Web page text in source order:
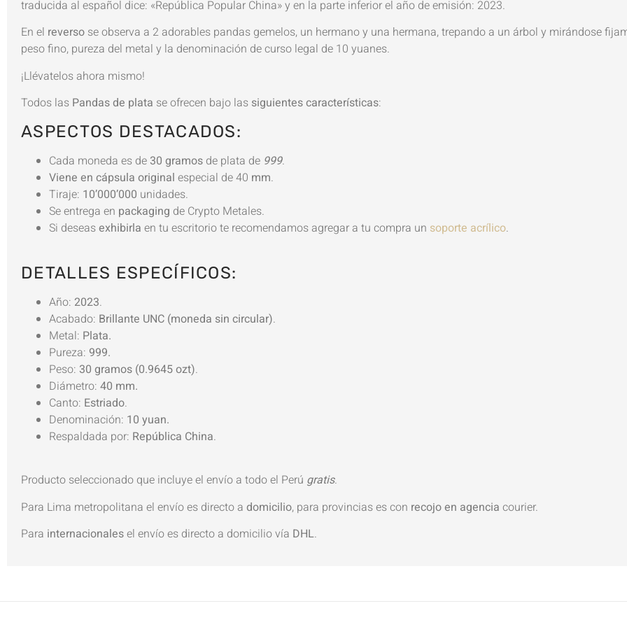
traducida al español dice: «República Popular China» y en la parte inferior el año de emisión: 2023.
En el reverso se observa a 2 adorables pandas gemelos, un hermano y una hermana, trepando a un árbol y mirándose
peso fino, pureza del metal y la denominación de curso legal de 10 yuanes.
¡Llévatelos ahora mismo!
Todos las Pandas de plata se ofrecen bajo las siguientes características:
ASPECTOS DESTACADOS:
Cada moneda es de 30 gramos de plata de 999.
Viene en cápsula original especial de 40 mm.
Tiraje: 10’000’000 unidades.
Se entrega en packaging de Crypto Metales.
Si deseasexhibirla en tu escritorio te recomendamos agregar a tu compra un soporte acrílico.
DETALLES ESPECÍFICOS:
Año: 2023.
Acabado: Brillante UNC (moneda sin circular).
Metal: Plata.
Pureza: 999.
Peso: 30 gramos (0.9645 ozt).
Diámetro: 40 mm.
Canto: Estriado.
Denominación: 10 yuan.
Respaldada por: República China.
Producto seleccionado que incluye el envío a todo el Perú gratis.
Para Lima metropolitana el envío es directo a domicilio, para provincias es con recojo en agencia courier.
Para internacionalesel envío es directo a domicilio vía DHL.